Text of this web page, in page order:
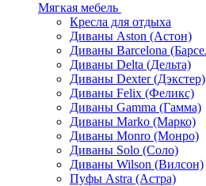
Мягкая мебель
Кресла для отдыха
Диваны Aston (Астон)
Диваны Barcelona
Диваны Delta (Дельта)
Диваны Dexter (Дэкстер)
Диваны Felix (Феликс)
Диваны Gamma (Гамма)
Диваны Marko (Марко)
Диваны Monro (Монро)
Диваны Solo (Соло)
Диваны Wilson (Вилсон)
Пуфы Astra (Астра)